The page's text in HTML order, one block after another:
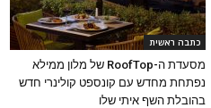
כתבה ראשית
מסעדת ה-RoofTop של מלון ממילא
נפתחת מחדש עם קונספט קולינרי חדש
בהובלת השף איתי שלו